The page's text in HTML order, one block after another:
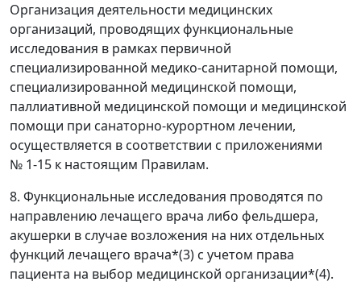
Организация деятельности медицинских
организаций, проводящих функциональные
исследования в рамках первичной
специализированной медико-санитарной помощи,
специализированной медицинской помощи,
паллиативной медицинской помощи и медицинской
помощи при санаторно-курортном лечении,
осуществляется в соответствии с приложениями
№ 1-15 к настоящим Правилам.
8. Функциональные исследования проводятся по
направлению лечащего врача либо фельдшера,
акушерки в случае возложения на них отдельных
функций лечащего врача*(3) с учетом права
пациента на выбор медицинской организации*(4).